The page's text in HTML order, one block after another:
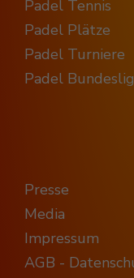
Padel Tennis
Padel Plätze
Padel Turniere
Padel
Presse
Media
Impressum
AGB -